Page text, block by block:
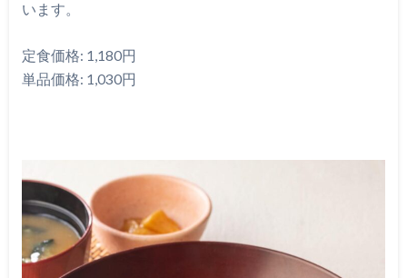
います。
定食価格: 1,180円
単品価格: 1,030円